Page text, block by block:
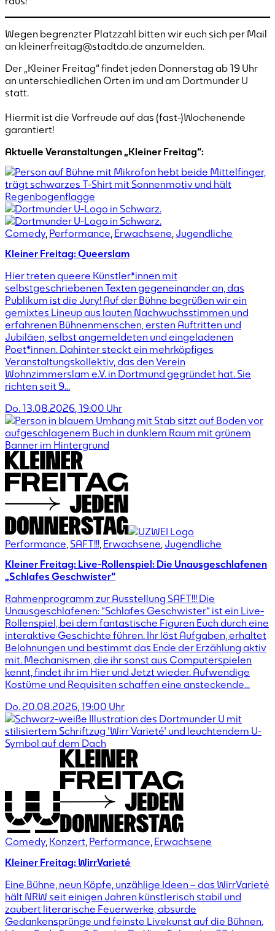
Wegen begrenzter Platzzahl bitten wir euch sich per Mail
an kleinerfreitag@stadtdo.de anzumelden.
Der „Kleiner Freitag“ findet jeden Donnerstag ab 19 Uhr
an unterschiedlichen Orten im und am Dortmunder U
statt.
Hiermit ist die Vorfreude auf das (fast-)Wochenende
garantiert!
Aktuelle Veranstaltungen „Kleiner Freitag“:
Comedy, Performance Erwachsene Jugendliche
Kleiner Freitag: Queerslam
Hier treten queere Künstler*innen mit
selbstgeschriebenen Texten gegeneinander an, das
Publikum ist die Jury! Auf der Bühne begrüßen wir ein
gemixtes Lineup aus lauten Nachwuchsstimmen und
erfahrenen Bühnenmenschen, ersten Auftritten und
Jubiläen, selbst angemeldeten und eingeladenen
Poet*innen. Dahinter steckt ein mehrköpfiges
Veranstaltungskollektiv, das den Verein
Wohnzimmerslam e.V. in Dortmund gegründet hat. Sie
richten seit 9…
Do. 13.08.2026, 19:00 Uhr
Performance SAFT!!! Erwachsene Jugendliche
Kleiner Freitag: Live-Rollenspiel: Die Unausgeschlafenen
„Schlafes Geschwister“
Rahmenprogramm zur Ausstellung SAFT!!! Die
Unausgeschlafenen: “Schlafes Geschwister“ ist ein Live-
Rollenspiel, bei dem fantastische Figuren Euch durch eine
interaktive Geschichte führen. Ihr löst Aufgaben, erhaltet
Belohnungen und bestimmt das Ende der Erzählung aktiv
mit. Mechanismen, die ihr sonst aus Computerspielen
kennt, findet ihr im Hier und Jetzt wieder. Aufwendige
Kostüme und Requisiten schaffen eine ansteckende…
Do. 20.08.2026 19:00 Uhr
Comedy, Konzert, Performance, Erwachsene
Kleiner Freitag: WirrVarieté
Eine Bühne, neun Köpfe, unzählige Ideen – das WirrVarieté
hält NRW seit einigen Jahren künstlerisch stabil und
zaubert literarische Feuerwerke, absurde
Gedankensprünge und feinste Livekunst auf die Bühnen.